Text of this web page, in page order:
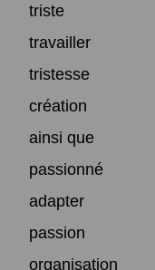
triste
travailler
tristesse
création
ainsi que
passionné
adapter
passion
organisation